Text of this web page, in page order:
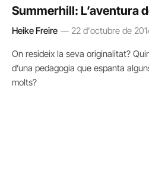
Summerhill: L’aventura
Heike Freire 22 d'octubre de
On resideix la seva originalitat?
d’una pedagogia que espanta
molts?